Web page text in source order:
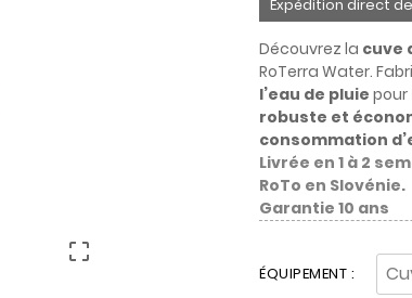

Expédition direct
Découvrez la cuve
RoTerra Water.
l’eau de pluie pour
robuste et
consommation
Livrée en 1 à 2
RoTo en Slovénie.
Garantie 10 ans
ÉQUIPEMENT :